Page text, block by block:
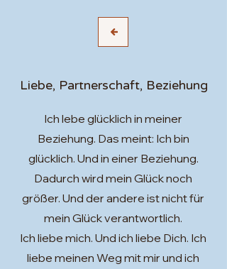
Liebe, Partnerschaft, Beziehung
Ich lebe glücklich in meiner
Beziehung. Das meint: Ich bin
glücklich. Und in einer Beziehung.
Dadurch wird mein Glück noch
größer. Und der andere ist nicht für
mein Glück verantwortlich.
Ich liebe mich. Und ich liebe Dich. Ich
liebe meinen Weg mit mir und ich